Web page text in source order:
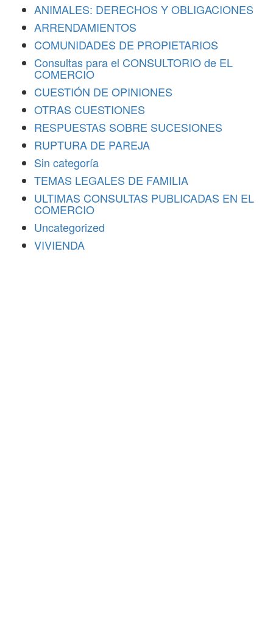
ANIMALES: DERECHOS Y OBLIGACIONES
ARRENDAMIENTOS
COMUNIDADES DE PROPIETARIOS
Consultas para el CONSULTORIO de EL
COMERCIO
CUESTIÓN DE OPINIONES
OTRAS CUESTIONES
RESPUESTAS SOBRE SUCESIONES
RUPTURA DE PAREJA
Sin categoría
TEMAS LEGALES DE FAMILIA
ULTIMAS CONSULTAS PUBLICADAS EN EL
COMERCIO
Uncategorized
VIVIENDA